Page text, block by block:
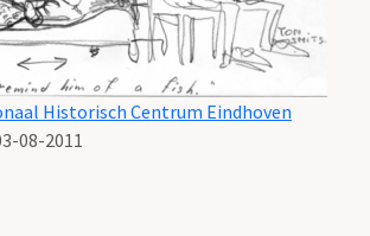
Historisch Centrum Eindhoven
08-2011